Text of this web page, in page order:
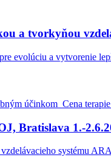
a tvorkyňou
evolúciu a vytvorenie
účinkom Cena
Bratislava 1.-
systému